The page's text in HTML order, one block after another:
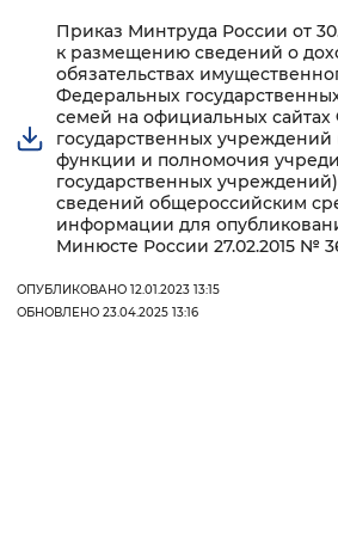
Приказ Минтруда России от
к размещению сведений о
обязательствах
Федеральных
семей на официальных
государственных
функции и полномочия
государственных
сведений общероссийским
информации для
Минюсте России 27.02.2015 №
ОПУБЛИКОВАНО 12.01.2023 13:15
ОБНОВЛЕНО 23.04.2025 13:16